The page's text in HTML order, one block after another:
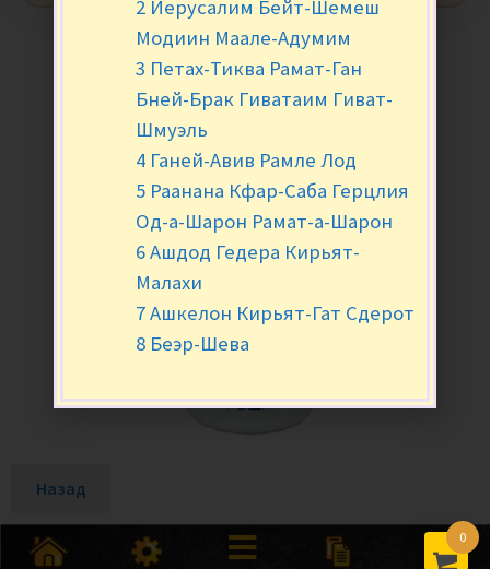
Назад
0
2 Иерусалим Бейт-Шемеш
Модиин Маале-Адумим
3 Петах-Тиква Рамат-Ган
Бней-Брак Гиватаим Гиват-
Шмуэль
4 Ганей-Авив Рамле Лод
5 Раанана Кфар-Саба Герцлия
Од-а-Шарон Рамат-а-Шарон
6 Ашдод Гедера Кирьят-
Малахи
7 Ашкелон Кирьят-Гат Сдерот
8 Беэр-Шева